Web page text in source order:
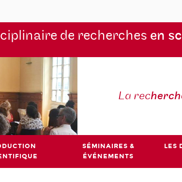
de recherches en
La rec
SÉMINAIRES &
ÉVÉNEMENTS
LES